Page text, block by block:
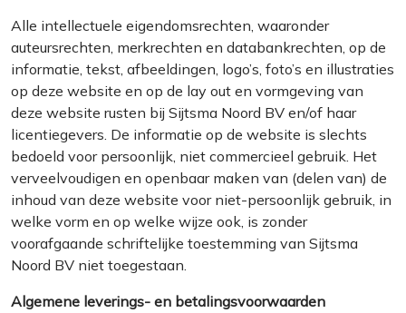
Alle intellectuele eigendomsrechten, waaronder
auteursrechten, merkrechten en databankrechten, op de
informatie, tekst, afbeeldingen, logo’s, foto’s en illustraties
op deze website en op de lay out en vormgeving van
deze website rusten bij Sijtsma Noord BV en/of haar
licentiegevers. De informatie op de website is slechts
bedoeld voor persoonlijk, niet commercieel gebruik. Het
verveelvoudigen en openbaar maken van (delen van) de
inhoud van deze website voor niet-persoonlijk gebruik, in
welke vorm en op welke wijze ook, is zonder
voorafgaande schriftelijke toestemming van Sijtsma
Noord BV niet toegestaan.
Algemene leverings- en betalingsvoorwaarden